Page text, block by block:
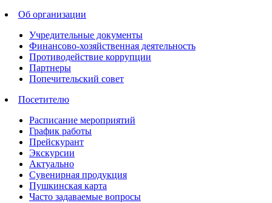
Об организации
Учредительные документы
Финансово-хозяйственная деятельность
Противодействие коррупции
Партнеры
Попечительский совет
Посетителю
Расписание мероприятий
График работы
Прейскурант
Экскурсии
Актуально
Сувенирная продукция
Пушкинская карта
Часто задаваемые вопросы